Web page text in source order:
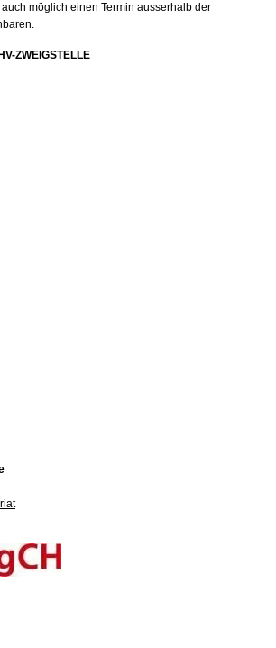
möglich einen Termin ausserhalb der
ZWEIGSTELLE